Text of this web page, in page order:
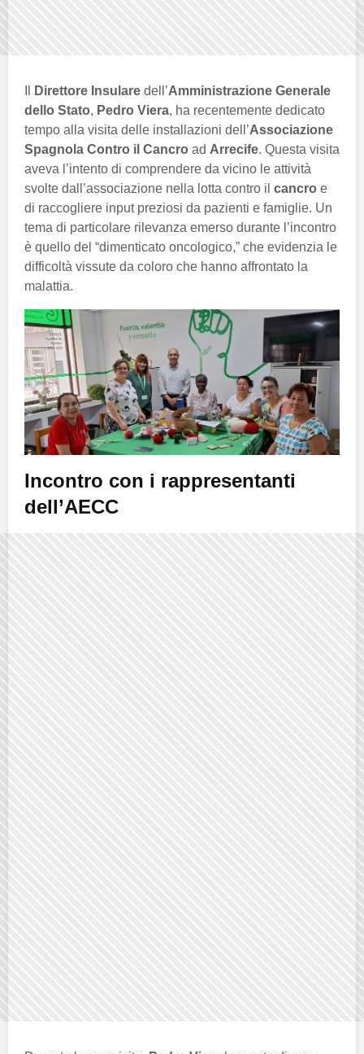
Direttore Insulare dell’Amministrazione Generale
dello Stato, Pedro Viera, ha recentemente dedicato
tempo alla visita delle installazioni dell’Associazione
Spagnola Contro il Cancro ad Arrecife. Questa visita
aveva l’intento di comprendere da vicino le attività
svolte dall’associazione nella lotta contro il cancro e
di raccogliere input preziosi da pazienti e famiglie. Un
tema di particolare rilevanza emerso durante l’incontro
è quello del “dimenticato oncologico,” che evidenzia le
difficoltà vissute da coloro che hanno affrontato la
malattia.
Incontro con i rappresentanti
dell’AECC